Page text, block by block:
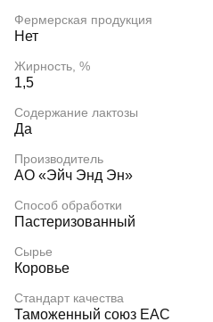
Фермерская продукция
Нет
Жирность, %
1,5
Содержание лактозы
Да
Производитель
АО «Эйч Энд Эн»
Способ обработки
Пастеризованный
Сырье
Коровье
Стандарт качества
Таможенный союз EAC